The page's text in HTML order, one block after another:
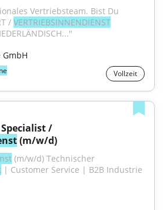
Vertriebsteam. Bist Du
/ VERTRIEBSINNENDIENST
GmbH
Vollzeit
(m/w/d)
| Customer Service | B2B Industrie